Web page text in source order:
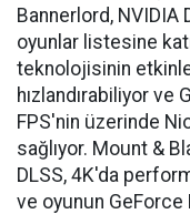
Bannerlord,
oyunlar listesine
teknolojisinin
hızlandırabiliyor ve
FPS'nin üzerinde
sağlıyor. Mount &
DLSS, 4K'da
ve oyunun GeForce